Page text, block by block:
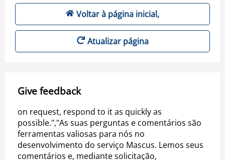
Voltar à página inicial,
Atualizar página
Give feedback
on request, respond to it as quickly as
possible.","As suas perguntas e comentários são
ferramentas valiosas para nós no
desenvolvimento do serviço Mascus. Lemos seus
comentários e, mediante solicitação,